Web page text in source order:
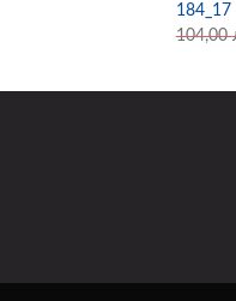
184_17
104,00